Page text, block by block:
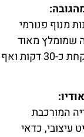
מנוף פנורמי
שמומלץ מאוד
להשלים את הביקור. העלייה עשויה לקחת כ-30 דקות ואף
המורכבת
עיצובי, כדאי